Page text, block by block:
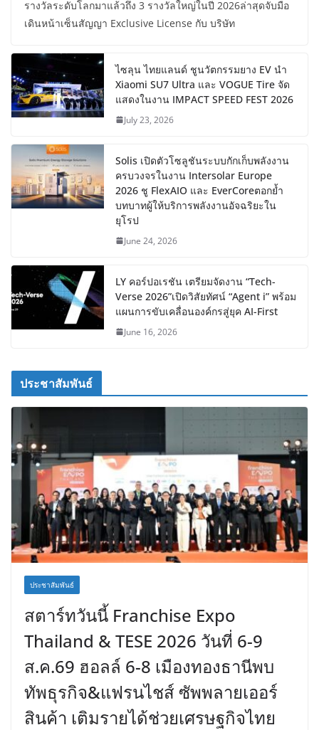
รางวัลระดับโลกมาแล้วถึง 3 รางวัลใหญ่ในปี 2026ล่าสุดจับมือ
เดินหน้าเซ็นสัญญา Exclusive License กับ บริษัท
ไซลุน ไทยแลนด์ ชูนวัตกรรมยาง EV นำ
Xiaomi SU7 Ultra และ VOGUE Tire จัด
แสดงในงาน IMPACT SPEED FEST 2026
July 23, 2026
Solis เปิดตัวโซลูชันระบบกักเก็บพลังงาน
ครบวงจรในงาน Intersolar Europe
2026 ชู FlexAIO และ EverCoreตอกย้ำ
บทบาทผู้ให้บริการพลังงานอัจฉริยะใน
ยุโรป
June 24, 2026
LY คอร์ปอเรชัน เตรียมจัดงาน “Tech-
Verse 2026”เปิดวิสัยทัศน์ “Agent i” พร้อม
แผนการขับเคลื่อนองค์กรสู่ยุค AI-First
June 16, 2026
ประชาสัมพันธ์
ประชาสัมพันธ์
สตาร์ทวันนี้ Franchise Expo
Thailand & TESE 2026 วันที่ 6-9
ส.ค.69 ฮอลล์ 6-8 เมืองทองธานีพบ
ทัพธุรกิจ&แฟรนไชส์ ซัพพลายเออร์
สินค้า เติมรายได้ช่วยเศรษฐกิจไทย